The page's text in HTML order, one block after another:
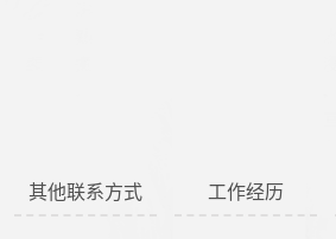
其他联系方式 工作经历